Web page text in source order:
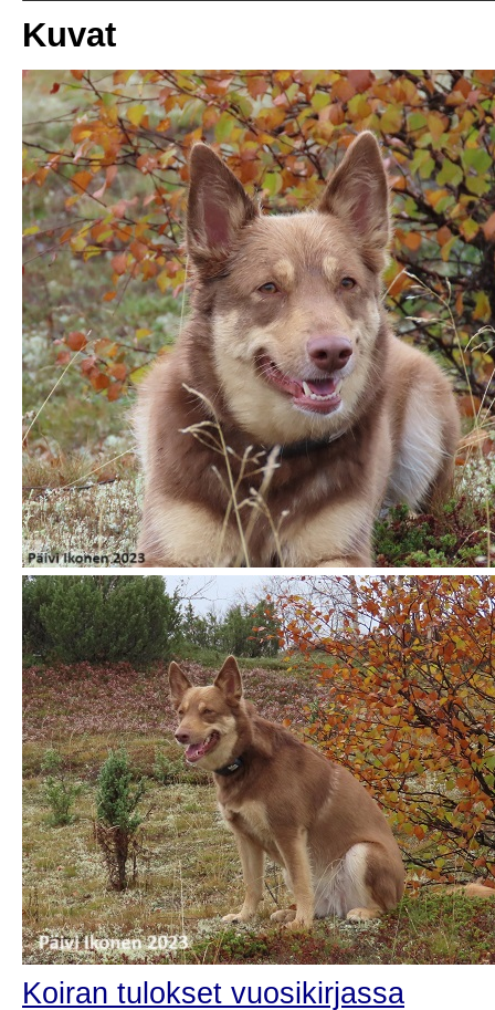
Kuvat
Koiran tulokset vuosikirjassa